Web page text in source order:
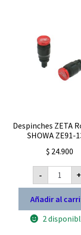
Despinches ZETA
SHOWA ZE91-
$ 24.900
-
ZETA
Rojo
KYB
SHOWA
ZE91-
1326
+
Añadir al
2